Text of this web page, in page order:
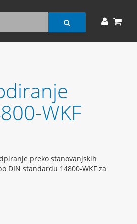
WKF
preko stanovanjskih
DIN standardu 14800-WKF za